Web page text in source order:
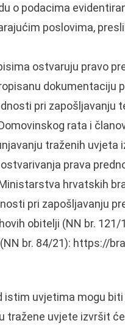
o podacima
poslovima,
ostvaruju pravo
dokumentaciju
pri zapošljavanju
rata i
traženih uvjeta
prava
hrvatskih
pri zapošljavanju
obitelji (NN br.
br. 84/21): https://
uvjetima mogu
tražene uvjete izvršit